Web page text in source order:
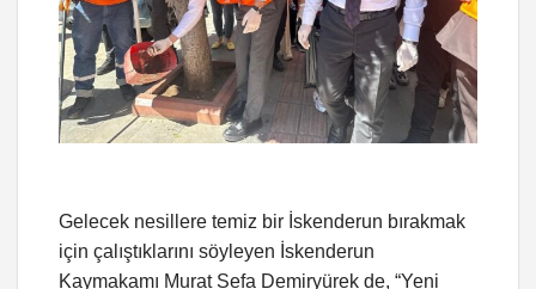
Gelecek nesillere temiz bir İskenderun bırakmak
için çalıştıklarını söyleyen İskenderun
Kaymakamı Murat Sefa Demiryürek de, “Yeni